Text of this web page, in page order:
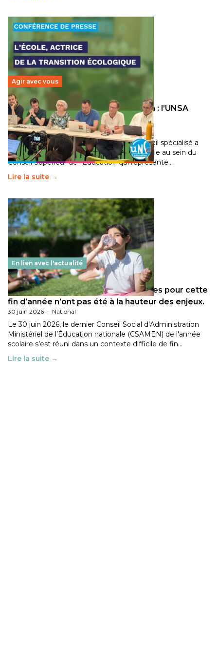
Agir avec vous
Transition écologique de l’éducation : l’UNSA
Éducation fait bouger les lignes
30 juin 2026-National
Pendant plusieurs mois, un groupe de travail spécialisé a
travaillé sur la transition écologique de l’Ecole au sein du
Conseil Supérieur de l’Éducation qui représente…
Lire la suite →
En lien avec l'actualité
Les décisions ministérielles attendues pour cette
fin d’année n’ont pas été à la hauteur des enjeux.
30 juin 2026 - National
Le 30 juin 2026, le dernier Conseil Social d’Administration
Ministériel de l’Éducation nationale (CSAMEN) de l'année
scolaire s’est réuni dans un contexte difficile de fin…
Lire la suite →